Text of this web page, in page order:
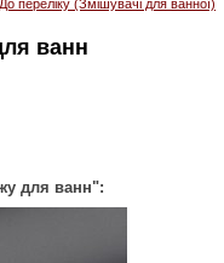
До переліку (Змішувачі для ванної)
ванн
для ванн":